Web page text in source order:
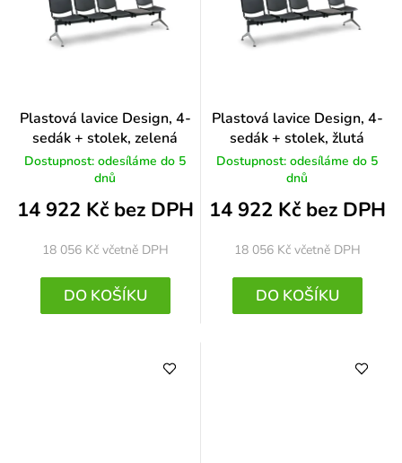
Plastová lavice Design, 4-
sedák + stolek, zelená
Dostupnost: odesíláme do 5
dnů
14 922 Kč bez DPH
18 056 Kč včetně DPH
DO KOŠÍKU
Plastová lavice Design, 4-
sedák + stolek, žlutá
Dostupnost: odesíláme do 5
dnů
14 922 Kč bez DPH
18 056 Kč včetně DPH
DO KOŠÍKU